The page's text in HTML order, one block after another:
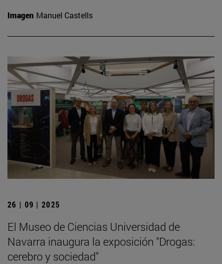
Imagen Manuel Castells
26 | 09 | 2025
El Museo de Ciencias Universidad de
Navarra inaugura la exposición "Drogas:
cerebro y sociedad"